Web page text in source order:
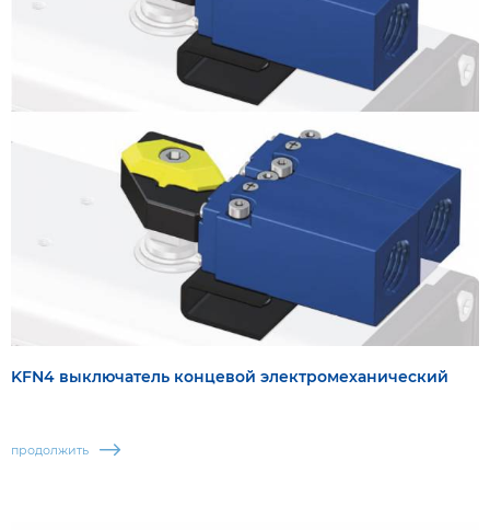
KFN4 выключатель концевой электромеханический
продолжить